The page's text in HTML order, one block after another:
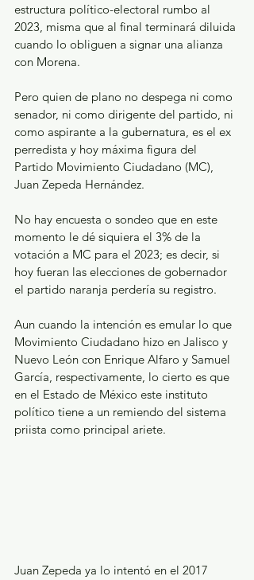
estructura político-electoral rumbo al
2023, misma que al final terminará diluida
cuando lo obliguen a signar una alianza
con Morena.
Pero quien de plano no despega ni como
senador, ni como dirigente del partido, ni
como aspirante a la gubernatura, es el ex
perredista y hoy máxima figura del
Partido Movimiento Ciudadano (MC),
Juan Zepeda Hernández.
No hay encuesta o sondeo que en este
momento le dé siquiera el 3% de la
votación a MC para el 2023; es decir, si
hoy fueran las elecciones de gobernador
el partido naranja perdería su registro.
Aun cuando la intención es emular lo que
Movimiento Ciudadano hizo en Jalisco y
Nuevo León con Enrique Alfaro y Samuel
García, respectivamente, lo cierto es que
en el Estado de México este instituto
político tiene a un remiendo del sistema
priista como principal ariete.
Juan Zepeda ya lo intentó en el 2017